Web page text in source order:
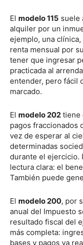
El modelo 115 suele
alquiler por un
ejemplo, una
renta mensual por
tener que ingresar
practicada al
entender, pero fácil
marcado.
El modelo 202 tiene
pagos fraccionados
vez de esperar al
determinadas
durante el ejercicio.
lectura clara: el
También puede
El modelo 200, por
anual del Impuesto
resultado fiscal del
más completa:
bases y pagos ya